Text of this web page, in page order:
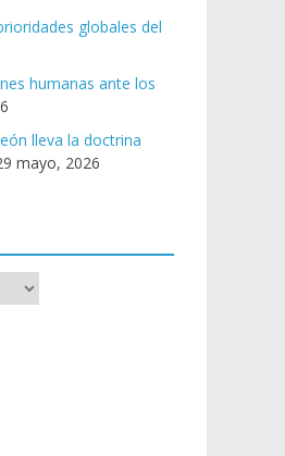
globales del
humanas ante los
lleva la doctrina
mayo, 2026